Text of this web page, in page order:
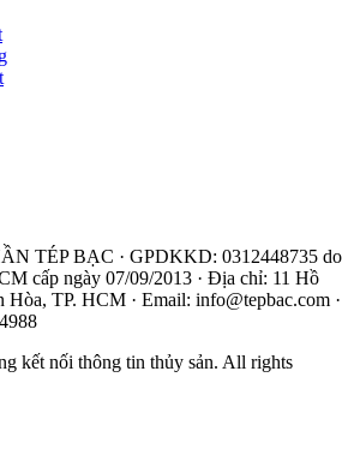
TÉP BẠC · GPDKKD: 0312448735 do
cấp ngày 07/09/2013 · Địa chỉ: 11 Hồ
Hòa, TP. HCM · Email: info@tepbac.com ·
kết nối thông tin thủy sản. All rights